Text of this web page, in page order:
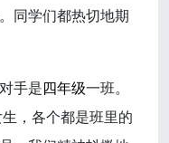
同学们都热切地期
手是四年级一班。
，各个都是班里的